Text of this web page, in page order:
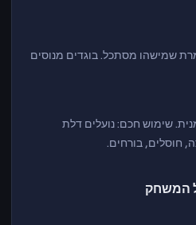
שמישהו מסתכל. בוגדים מנוסים
שימוש חכם: נועלים דלת
חוסלים, בורחים.
המשחק